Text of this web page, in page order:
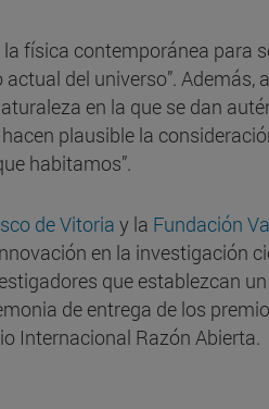
física contemporánea para
del universo”. Además,
en la que se dan
plausible la
habitamos”.
de Vitoria y la Fundación
en la investigación
que establezcan
de entrega de los
Internacional Razón Abierta.